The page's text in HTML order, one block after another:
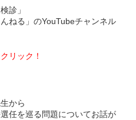
診」
ねる」のYouTubeチャンネル
リック！
から
任を巡る問題についてお話が